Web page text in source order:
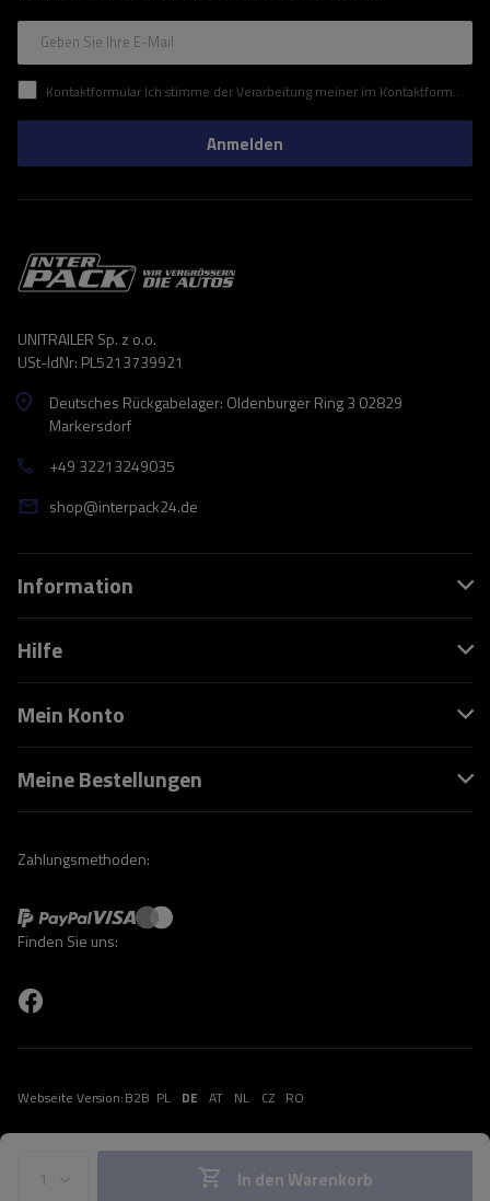
In den Warenkorb
Geben Sie Ihre E-Mail
Kontaktformular Ich stimme der Verarbeitung meiner im Kontaktformular enthaltenen personenbezogenen Daten gemäß der Verordnung (EU) des Europäischen Parlaments und des Rates zu.
Anmelden
UNITRAILER Sp. z o.o.
USt-IdNr: PL5213739921
Deutsches Rückgabelager: Oldenburger Ring 3 02829
Markersdorf
+49 32213249035
shop@interpack24.de
Information
Hilfe
Mein Konto
Meine Bestellungen
Zahlungsmethoden:
Finden Sie uns:
Webseite Version:B2B PL DE AT NL CZ RO